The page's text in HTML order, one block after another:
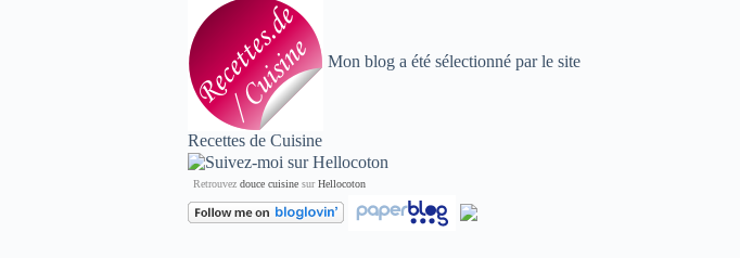
Mon blog a été sélectionné par le site
Recettes de Cuisine
Retrouvez douce cuisinesurHellocoton